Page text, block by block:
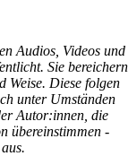
Audios, Videos und
Sie bereichern
Weise. Diese folgen
unter Umständen
Autor:innen, die
übereinstimmen -